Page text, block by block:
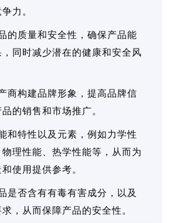
力。
的质量和安全性，确保产品能
同时减少潜在的健康和安全风
商构建品牌形象，提高品牌信
的销售和市场推广。
和特性以及元素，例如力学性
理性能、热学性能等，从而为
使用提供参考。
是否含有有毒有害成分，以及
，从而保障产品的安全性。